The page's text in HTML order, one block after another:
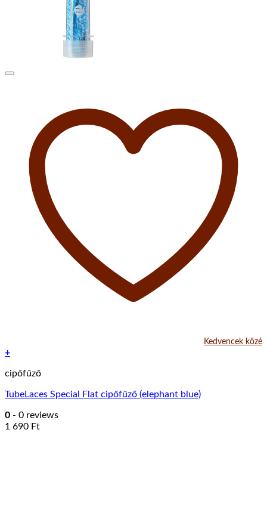
Kedvencek közé
+
cipőfűző
TubeLaces Special Flat cipőfűző (elephant blue)
0 - 0 reviews
1 690 Ft